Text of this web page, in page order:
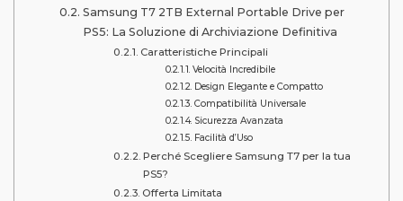
Samsung T7 2TB External Portable Drive per
PS5: La Soluzione di Archiviazione Definitiva
Caratteristiche Principali
Velocità Incredibile
Design Elegante e Compatto
Compatibilità Universale
Sicurezza Avanzata
Facilità d’Uso
Perché Scegliere Samsung T7 per la tua
PS5?
Offerta Limitata